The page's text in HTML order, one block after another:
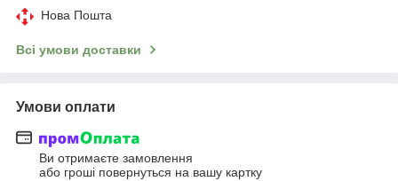
Нова Пошта
Всі умови доставки
Умови оплати
Ви отримаєте замовлення
або гроші повернуться на вашу картку